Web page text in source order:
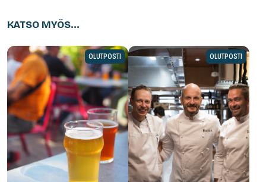
KATSO MYÖS...
OLUTPOSTI OLUTPOSTI